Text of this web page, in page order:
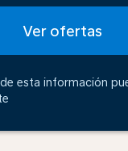
Ver ofertas
esta información